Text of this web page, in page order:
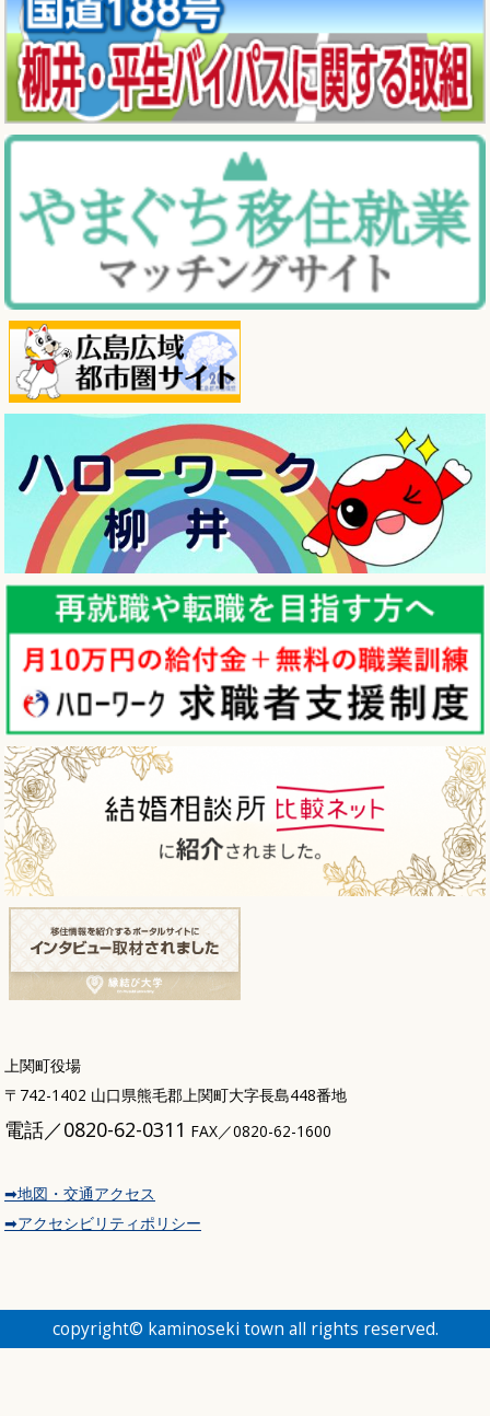
上関町役場
〒742-1402 山口県熊毛郡上関町大字長島448番地
電話／0820-62-0311 FAX／0820-62-1600
➡地図・交通アクセス
➡アクセシビリティポリシー
copyright© kaminoseki town all rights reserved.